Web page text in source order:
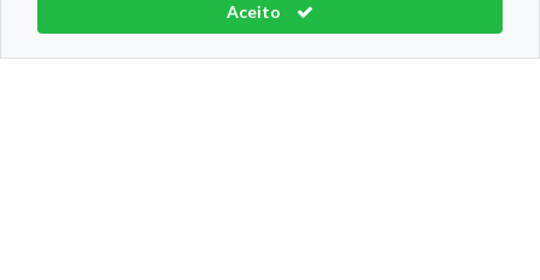
Aceito
Aldeias Infantis SOS Brasil® Todos os direitos reservados